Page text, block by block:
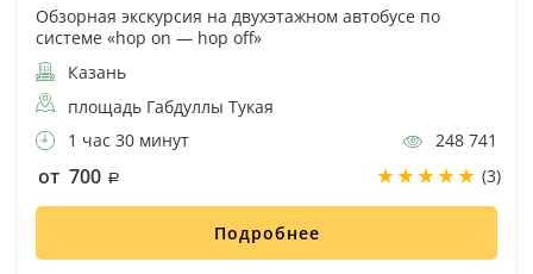
Обзорная экскурсия на двухэтажном автобусе по
системе «hop on — hop off»
Казань
площадь Габдуллы Тукая
1 час 30 минут
248 741
от 700 (3)
Подробнее